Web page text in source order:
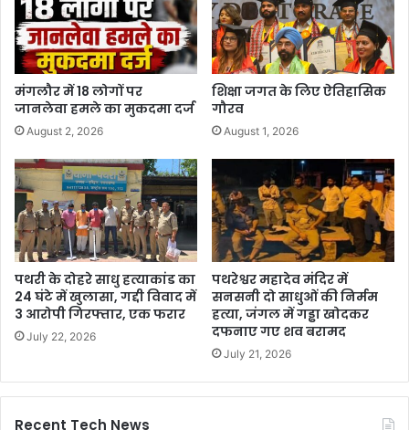
मंगलौर में 18 लोगों पर
जानलेवा हमले का मुकदमा दर्ज
August 2, 2026
शिक्षा जगत के लिए ऐतिहासिक
गौरव
August 1, 2026
पथरी के दोहरे साधु हत्याकांड का
24 घंटे में खुलासा, गद्दी विवाद में
3 आरोपी गिरफ्तार, एक फरार
July 22, 2026
पथरेश्वर महादेव मंदिर में
सनसनी दो साधुओं की निर्मम
हत्या, जंगल में गड्ढा खोदकर
दफनाए गए शव बरामद
July 21, 2026
Recent Tech News